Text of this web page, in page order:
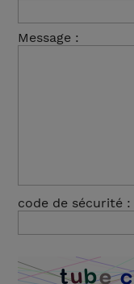
Message :
code de sécurité :